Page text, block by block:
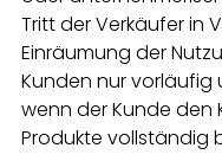
Tritt der Verkäufer in
Einräumung der
Kunden nur vorläufig
wenn der Kunde den
Produkte vollständig